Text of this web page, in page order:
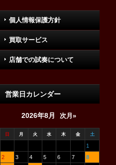
個人情報保護方針
買取サービス
店舗での試奏について
営業日カレンダー
2026年8月 次月»
日 月 火 水 木 金 土
1
2
3 4 5 6 7
8